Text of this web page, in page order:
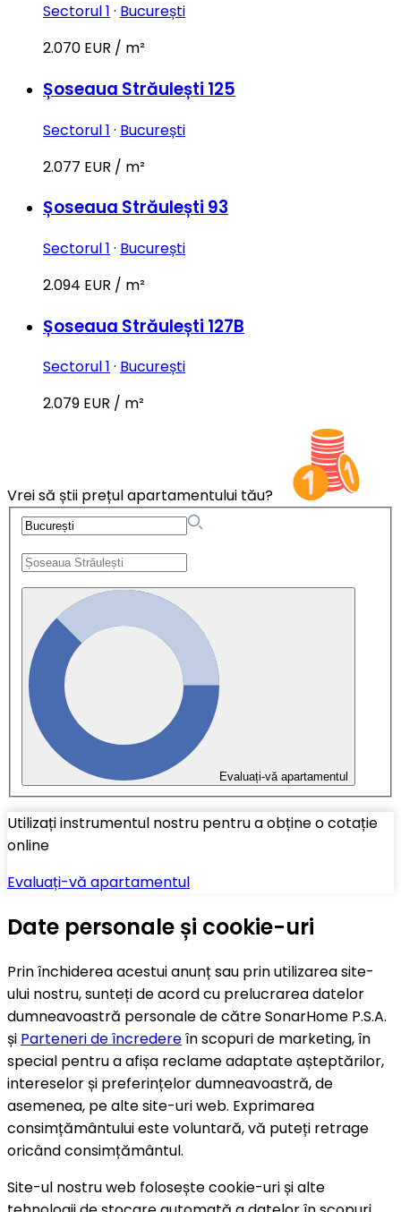
Sectorul 1 · București
2.070 EUR / m²
Șoseaua Străulești 125
Sectorul 1 · București
2.077 EUR / m²
Șoseaua Străulești 93
Sectorul 1 · București
2.094 EUR / m²
Șoseaua Străulești 127B
Sectorul 1 · București
2.079 EUR / m²
Vrei să știi prețul apartamentului tău?
Evaluați-vă apartamentul
Utilizați instrumentul nostru pentru a obține o cotație
online
Evaluați-vă apartamentul
Date personale și cookie-uri
Prin închiderea acestui anunț sau prin utilizarea site-
ului nostru, sunteți de acord cu prelucrarea datelor
dumneavoastră personale de către SonarHome P.S.A.
și Parteneri de încredereîn scopuri de marketing, în
special pentru a afișa reclame adaptate așteptărilor,
intereselor și preferințelor dumneavoastră, de
asemenea, pe alte site-uri web. Exprimarea
consimțământului este voluntară, vă puteți retrage
oricând consimțământul.
Site-ul nostru web folosește cookie-uri și alte